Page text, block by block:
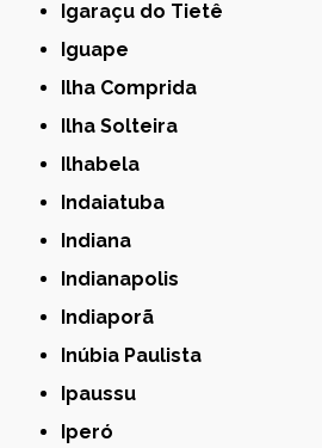
Igaraçu do Tietê
Iguape
Ilha Comprida
Ilha Solteira
Ilhabela
Indaiatuba
Indiana
Indianapolis
Indiaporã
Inúbia Paulista
Ipaussu
Iperó